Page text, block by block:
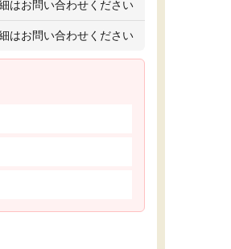
はお問い合わせください
はお問い合わせください